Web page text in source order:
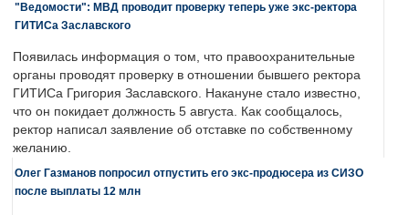
"Ведомости": МВД проводит проверку теперь уже экс-ректора
ГИТИСа Заславского
Появилась информация о том, что правоохранительные
органы проводят проверку в отношении бывшего ректора
ГИТИСа Григория Заславского. Накануне стало известно,
что он покидает должность 5 августа. Как сообщалось,
ректор написал заявление об отставке по собственному
желанию.
Олег Газманов попросил отпустить его экс-продюсера из СИЗО
после выплаты 12 млн